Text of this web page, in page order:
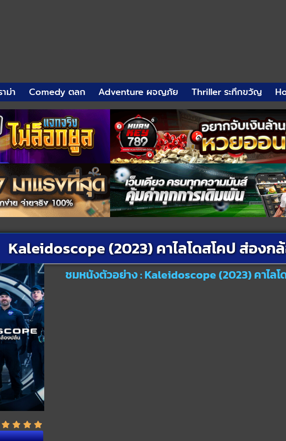
ม่า Comedy ตลก Adventure ผจญภัย Thriller ระทึกขวัญ
Kaleidoscope (2023) คาไลโดสโคป ส่องก
ชมหนังตัวอย่าง : Kaleidoscope (2023) คาไล